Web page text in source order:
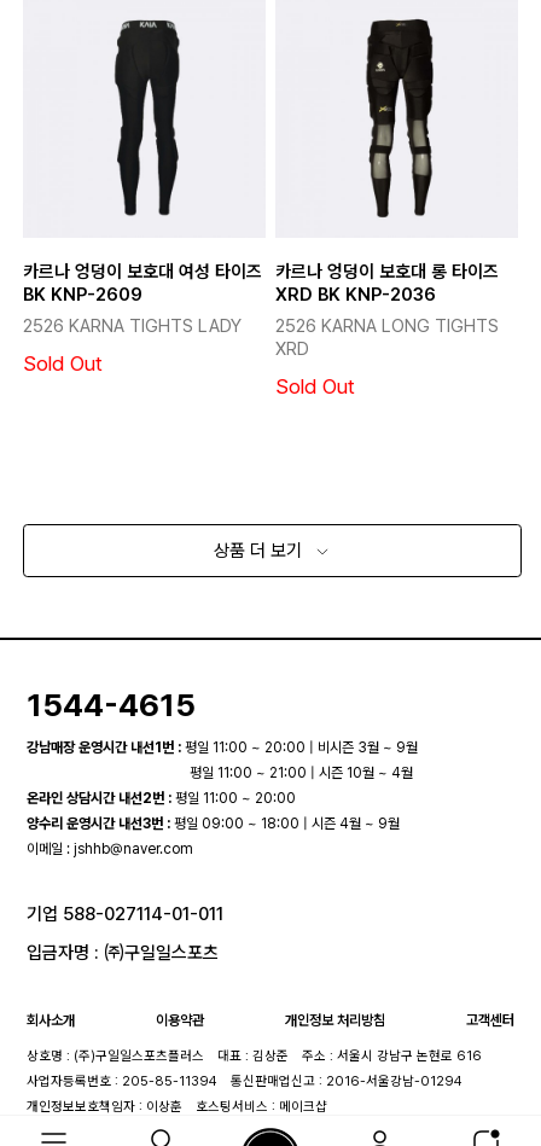
카르나 엉덩이 보호대 여성 타이즈
BK KNP-2609
2526 KARNA TIGHTS LADY
Sold Out
카르나 엉덩이 보호대 롱 타이즈
XRD BK KNP-2036
2526 KARNA LONG TIGHTS
XRD
Sold Out
상품 더 보기
1544-4615
강남매장 운영시간 내선1번 : 평일 11:00 ~ 20:00 | 비시즌 3월 ~ 9월
평일 11:00 ~ 21:00 | 시즌 10월 ~ 4월
온라인 상담시간 내선2번 : 평일 11:00 ~ 20:00
양수리 운영시간 내선3번 : 평일 09:00 ~ 18:00 | 시즌 4월 ~ 9월
이메일 :jshhb@naver.com
기업 588-027114-01-011
입금자명 : ㈜구일일스포츠
회사소개 이용약관 개인정보 처리방침 고객센터
상호명 : (주)구일일스포츠플러스 대표 : 김상준
주소 : 서울시 강남구 논현로 616
사업자등록번호 : 205-85-11394
통신판매업신고 : 2016-서울강남-01294
개인정보보호책임자 : 이상훈
호스팅서비스 : 메이크샵